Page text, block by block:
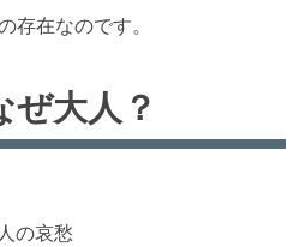
存在なのです。
ぜ大人？
の哀愁